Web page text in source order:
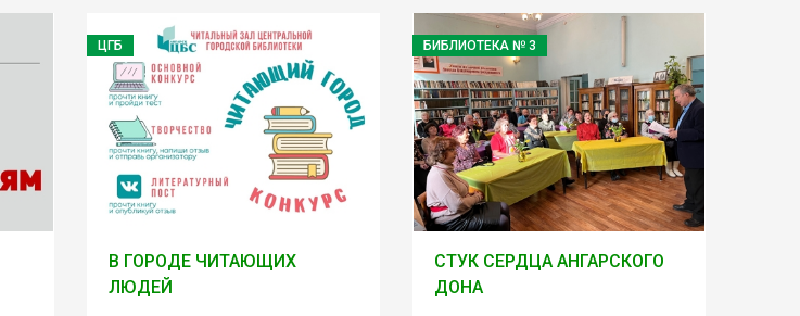
ЦГБ
В ГОРОДЕ ЧИТАЮЩИХ
ЛЮДЕЙ
БИБЛИОТЕКА № 3
СТУК СЕРДЦА АНГАРСКОГО
ДОНА